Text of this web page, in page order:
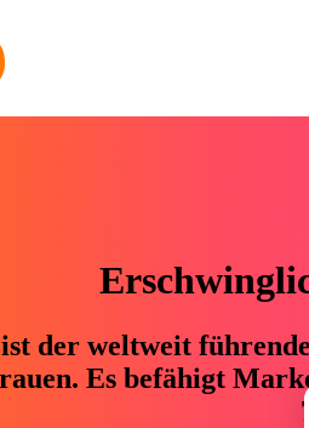
ist der weltweit
Es befähigt